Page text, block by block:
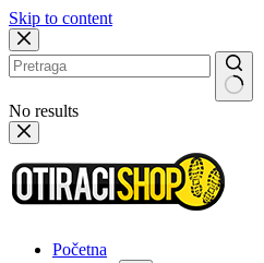
Skip to content
No results
Početna